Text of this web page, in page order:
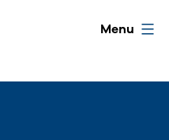
Menu